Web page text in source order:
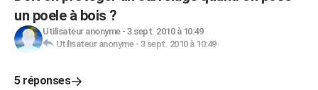
un poele à bois ?
Utilisateur anonyme- 3 sept. 2010 à 10:49
Utilisateur anonyme- 3 sept. 2010 à 10:49
5 réponses